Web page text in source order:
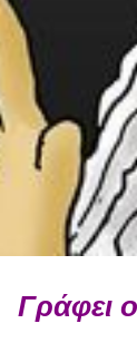
Γράφει